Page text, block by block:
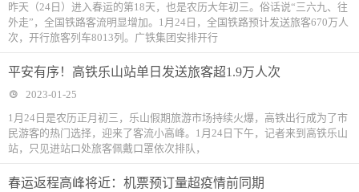
昨天（24日）进入春运的第18天，也是农历大年初三。俗话说“三六九、往
外走”，全国铁路客流明显增加。1月24日，全国铁路预计发送旅客670万人
次，开行旅客列车8013列。广铁集团安排开行
平安有序！高铁乐山站单日发送旅客超1.9万人次
2023-01-25
1月24日是农历正月初三，乐山假期旅游市场持续火爆，高铁出行成为了市
民游客的热门选择，迎来了客流小高峰。1月24日下午，记者来到高铁乐山
站，只见进站口处旅客佩戴口罩依次排队，
春运返程高峰将近：机票预订量超疫情前同期